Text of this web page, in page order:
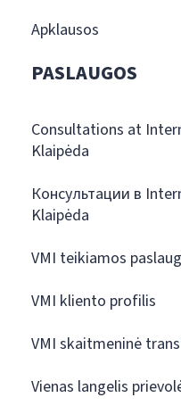
Apklausos
PASLAUGOS
Consultations at
Klaipėda
Консультации в
Klaipėda
VMI teikiamos
VMI kliento profilis
VMI skaitmeninė
Vienas langelis